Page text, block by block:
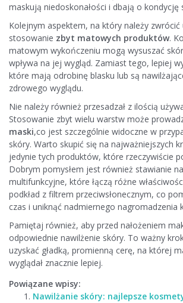
maskują niedoskonałości i dbają o kondycję
Kolejnym aspektem, na który należy
stosowanie zbyt matowych produktów.
matowym wykończeniu mogą wysuszać
wpływa na jej wygląd. Zamiast tego, lepiej
które mają odrobinę blasku lub są
zdrowego wyglądu.
Nie należy również przesadzał z ilością
Stosowanie zbyt wielu warstw może
maski,co jest szczególnie widoczne w
skóry. Warto skupić się na najważniejszych
jedynie tych produktów, które rzeczywiście
Dobrym pomysłem jest również stawianie
multifunkcyjne, które łączą różne
podkład z filtrem przeciwsłonecznym, co
czas i uniknąć nadmiernego nagromadzenia
Pamiętaj również, aby przed nałożeniem
odpowiednie nawilżenie skóry. To ważny
uzyskać gładką, promienną cerę, na której
wyglądał znacznie lepiej.
Powiązane wpisy:
Nawilżanie skóry: najlepsze